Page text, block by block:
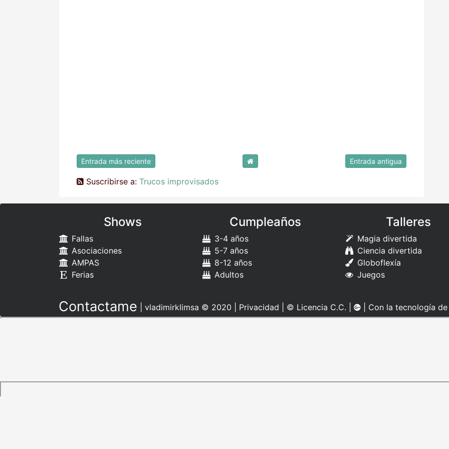
Entrada más reciente Entrada antigua
Suscribirse a: Trucos improvisados
Shows
Fallas
Asociaciones
AMPAS
Ferias
Cumpleaños
3-4 años
5-7 años
8-12 años
Adultos
Talleres
Magia divertida
Ciencia divertida
Globoflexía
Juegos
Contactame vladimirklimsa © 2020 | Privacidad © Licencia C.C. | Con la tecnología de